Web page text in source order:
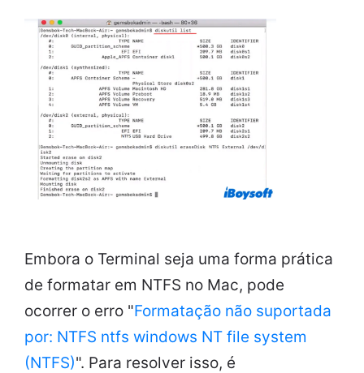
Embora o Terminal seja uma forma prática
de formatar em NTFS no Mac, pode
ocorrer o erro "Formatação não suportada
por: NTFS ntfs windows NT file system
(NTFS)". Para resolver isso, é